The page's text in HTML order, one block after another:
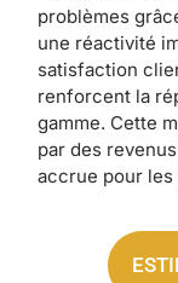
problèmes
une réactivité
satisfaction
renforcent la
gamme. Cette
par des
accrue pour